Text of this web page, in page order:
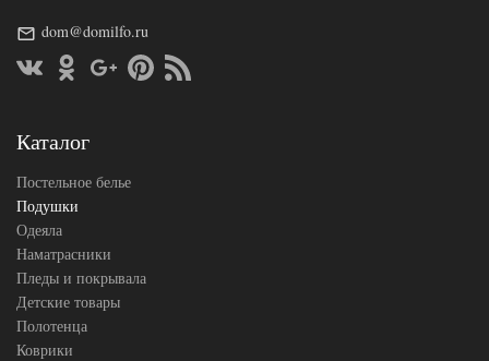
подушки
Наполнитель
Полиэфирное
волокно
dom@domilfo.ru
Каталог
Постельное белье
Подушки
Одеяла
Наматрасники
Пледы и покрывала
Детские товары
Полотенца
Коврики